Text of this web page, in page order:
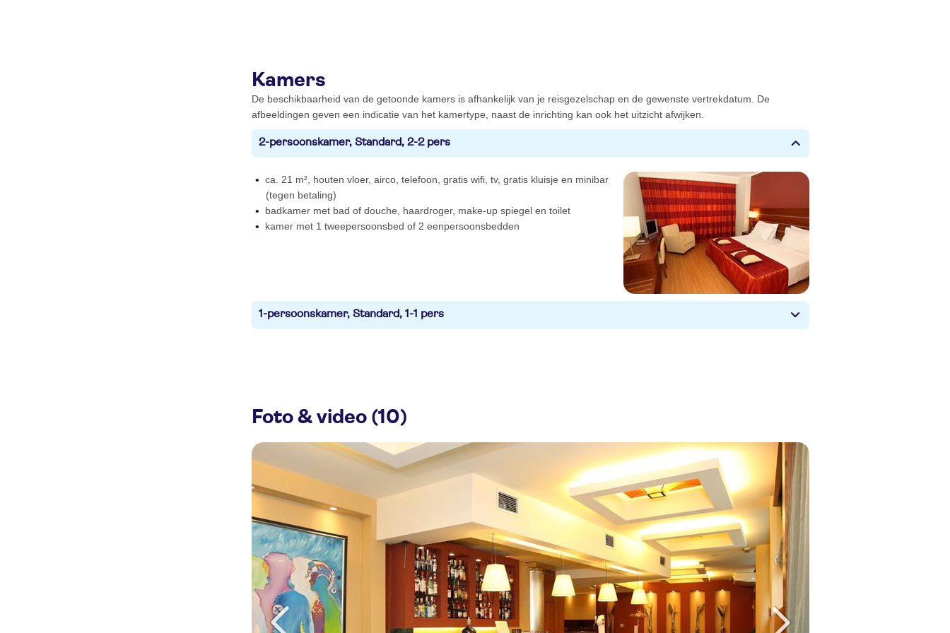
Kamers
De beschikbaarheid van de getoonde kamers is afhankelijk van je reisgezelschap en de gewenste vertrekdatum. De
afbeeldingen geven een indicatie van het kamertype, naast de inrichting kan ook het uitzicht afwijken.
2-persoonskamer, Standard, 2-2 pers
ca. 21 m², houten vloer, airco, telefoon, gratis wifi, tv, gratis kluisje en minibar
(tegen betaling)
badkamer met bad of douche, haardroger, make-up spiegel en toilet
kamer met 1 tweepersoonsbed of 2 eenpersoonsbedden
1-persoonskamer, Standard, 1-1 pers
Foto & video (10)